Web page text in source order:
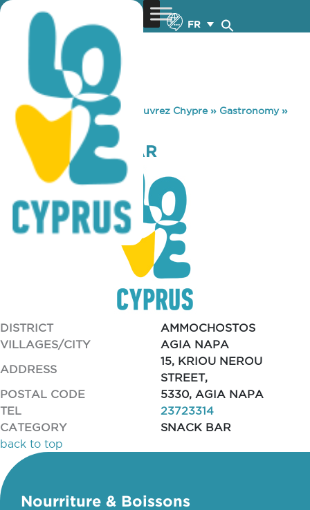
FR
You are here: Home »Découvrez Chypre» Gastronomy»
NOSH SNACK BAR
NOSH SNACK BAR
DISTRICT
AMMOCHOSTOS
VILLAGES/CITY
AGIA NAPA
ADDRESS
15, KRIOU NEROU
STREET,
POSTAL CODE
5330, AGIA NAPA
TEL
23723314
CATEGORY
SNACK BAR
back to top
Nourriture & Boissons